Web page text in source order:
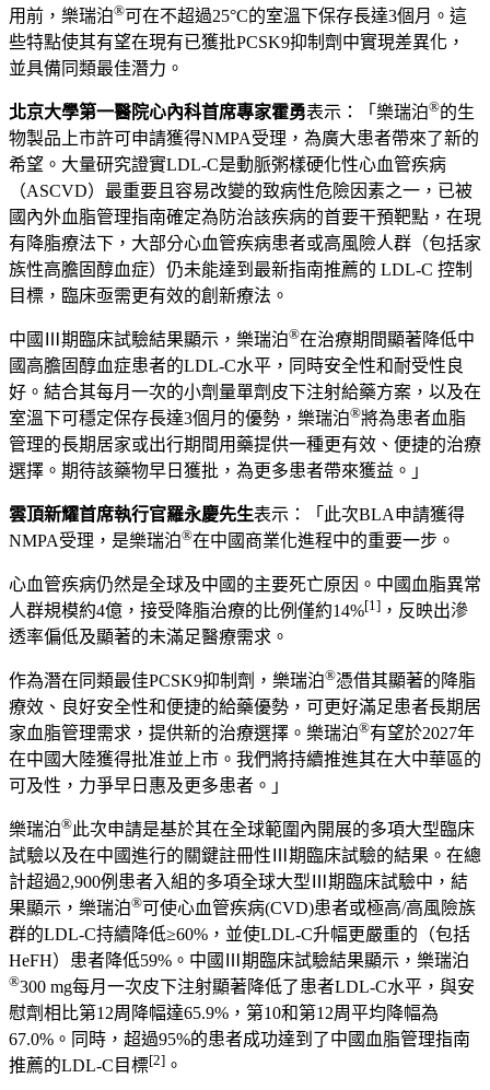
用前，樂瑞泊®可在不超過25°C的室溫下保存長達3個月。這
些特點使其有望在現有已獲批PCSK9抑制劑中實現差異化，
並具備同類最佳潛力。
北京大學第一醫院心內科首席專家霍勇表示： 「 樂瑞泊®的生
物製品上市許可申請獲得NMPA受理，為廣大患者帶來了新的
希望。大量研究證實LDL-C是動脈粥樣硬化性心血管疾病
（ASCVD）最重要且容易改變的致病性危險因素之一，已被
國內外血脂管理指南確定為防治該疾病的首要干預靶點，在現
有降脂療法下， 大部分心血管疾病患者或高風險人群（包括家
族性高膽固醇血症）仍未能達到最新指南推薦的 LDL-C 控制
目標，臨床亟需更有效的創新療法。
中國 期臨床試驗結果顯示，樂瑞泊®在治療期間顯著降低中
國高膽固醇血症患者的LDL-C水平，同時安全性和耐受性良
好。結合其每月一次的小劑量單劑皮下注射給藥方案，以及在
室溫下可穩定保存長達3個月的優勢，樂瑞泊®將為患者血脂
管理的長期居家或出行期間用藥提供一種更有效、便捷的治療
選擇。期待該藥物早日獲批，為更多患者帶來獲益。 」
雲頂新耀首席執行官羅永慶先生表示： 「 此次BLA申請獲得
NMPA受理，是樂瑞泊®在中國商業化進程中的重要一步。
心血管疾病仍然是全球及中國的主要死亡原因。中國血脂異常
人群規模約4億，接受降脂治療的比例僅約14%[1] ，反映出滲
透率偏低及顯著的未滿足醫療需求。
作為潛在同類最佳PCSK9抑制劑，樂瑞泊®憑借其顯著的降脂
療效、良好安全性和便捷的給藥優勢，可更好滿足患者長期居
家血脂管理需求，提供新的治療選擇。樂瑞泊®有望於2027年
在中國大陸獲得批准並上市。我們將持續推進其在大中華區的
可及性，力爭早日惠及更多患者。 」
樂瑞泊®此次申請是基於其在全球範圍內開展的多項大型臨床
試驗以及在中國進行的關鍵註冊性
期臨床試驗的結果。在總
計超過2,900例患者入組的多項全球大型
期臨床試驗中，結
果顯示，樂瑞泊®可使心血管疾病(CVD)患者或極高/高風險族
群的LDL-C持續降低≥60% ，並使LDL-C升幅更嚴重的（包括
HeFH）患者降低59% 。中國 期臨床試驗結果顯示，樂瑞泊
®300 mg每月一次皮下注射顯著降低了患者LDL-C水平，與安
慰劑相比第12周降幅達65.9% ，第10和第12周平均降幅為
67.0% 。同時，超過95%的患者成功達到了中國血脂管理指南
推薦的LDL-C 目標[2] 。